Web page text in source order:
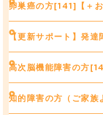
卵巣癌の方[141]【＋お
【更新サポート】発達
高次脳機能障害の方
知的障害の方（ご家族